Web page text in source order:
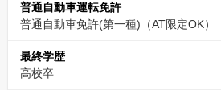
普通自動車運転免許
普通自動車免許(第一種)（AT限定OK）
最終学歴
高校卒